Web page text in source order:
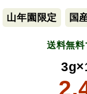
山年園限定 国
送料無料